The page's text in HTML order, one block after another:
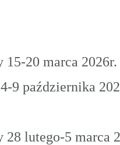
15-20 marca
9 października
28 lutego-5 marca